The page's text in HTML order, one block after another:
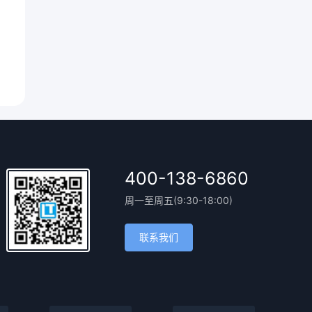
400-138-6860
周一至周五(9:30-18:00)
联系我们